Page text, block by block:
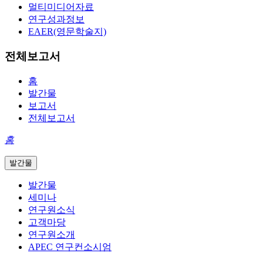
멀티미디어자료
연구성과정보
EAER(영문학술지)
전체보고서
홈
발간물
보고서
전체보고서
홈
발간물
발간물
세미나
연구원소식
고객마당
연구원소개
APEC 연구컨소시엄